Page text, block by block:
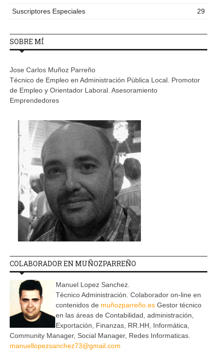
Suscriptores Especiales
29
SOBRE MÍ
Jose Carlos Muñoz Parreño
Técnico de Empleo en Administración Pública Local. Promotor
de Empleo y Orientador Laboral. Asesoramiento
Emprendedores
COLABORADOR EN MUÑOZPARREÑO
Manuel Lopez Sanchez.
Técnico Administración. Colaborador on-line en
contenidos de muñozparreño.es Gestor técnico
en las áreas de Contabilidad, administración,
Exportación, Finanzas, RR.HH, Informática,
Community Manager, Social Manager, Redes Informaticas.
manuellopezsanchez73@gmail.com